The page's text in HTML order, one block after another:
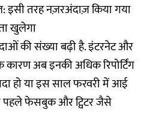
तरह नज़रअंदाज़ किया गया
खुलेगा
की संख्या बढ़ी है. इंटरनेट और
कारण अब इनकी अधिक रिपोर्टिंग
हो या इस साल फरवरी में आई
पहले फेसबुक और ट्विटर जैसे